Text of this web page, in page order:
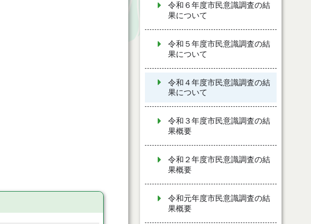
令和６年度市民意識調査の結
果について
令和５年度市民意識調査の結
果について
令和４年度市民意識調査の結
果について
令和３年度市民意識調査の結
果概要
令和２年度市民意識調査の結
果概要
令和元年度市民意識調査の結
果概要